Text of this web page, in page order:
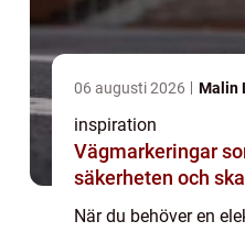
06 augusti 2026 Malin
inspiration
Vägmarkeringar
säkerheten och
När du behöver en